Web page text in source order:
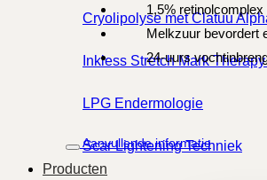
Cryolipolyse met Clatuu
Inkless Stretch Mark
LPG Endermologie
Scar Lightening Techniek
Producten
1,5%
Melkzuur bevordert
24-uurs
Aanvullende informatie